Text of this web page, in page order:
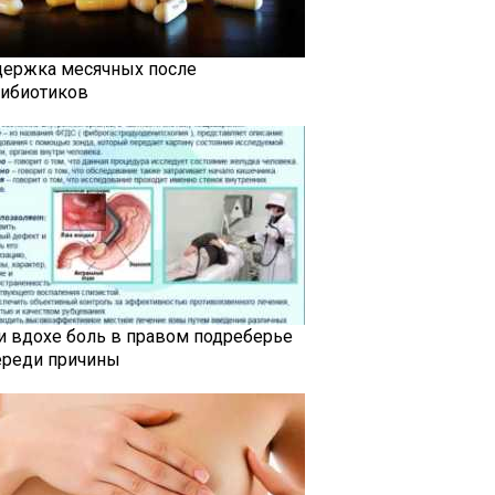
месячных после
вдохе боль в правом подреберье
причины